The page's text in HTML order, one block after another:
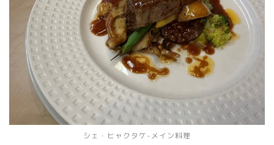
シェ・ヒャクタケ-メイン料理